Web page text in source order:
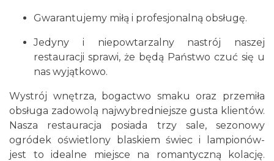
Gwarantujemy miłą i profesjonalną obsługę.
Jedyny i niepowtarzalny nastrój naszej
restauracji sprawi, że będą Państwo czuć się u
nas wyjątkowo.
Wystrój wnętrza, bogactwo smaku oraz przemiła
obsługa zadowolą najwybredniejsze gusta klientów.
Nasza restauracja posiada trzy sale, sezonowy
ogródek oświetlony blaskiem świec i lampionów-
jest to idealne miejsce na romantyczną kolację.